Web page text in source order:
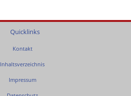
Quicklinks
Kontakt
Inhaltsverzeichnis
Impressum